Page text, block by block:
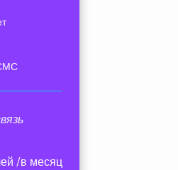
/в месяц